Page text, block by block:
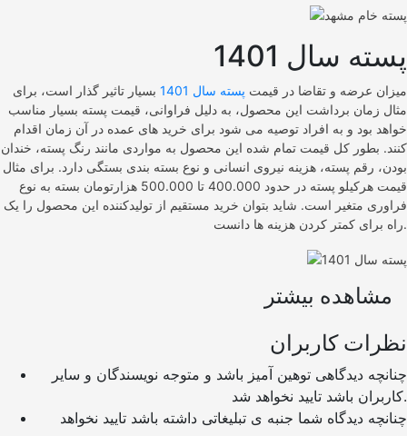
پسته سال 1401
میزان عرضه و تقاضا در قیمت پسته سال 1401
بسیار تاثیر گذار است، برای
مثال زمان برداشت این محصول، به دلیل فراوانی، قیمت پسته بسیار مناسب
خواهد بود و به افراد توصیه می شود برای خرید های عمده در آن زمان اقدام
کنند. بطور کل قیمت تمام شده این محصول به مواردی مانند رنگ پسته، خندان
بودن، رقم پسته، هزینه نیروی انسانی و نوع بسته بندی بستگی دارد. برای مثال
قیمت هرکیلو پسته در حدود 400.000 تا 500.000 هزارتومان بسته به نوع
فراوری متغیر است. شاید بتوان خرید مستقیم از تولیدکننده این محصول را یک
راه برای کمتر کردن هزینه ها دانست.
مشاهده بیشتر
نظرات کاربران
کاربران باشد تایید نخواهد شد.